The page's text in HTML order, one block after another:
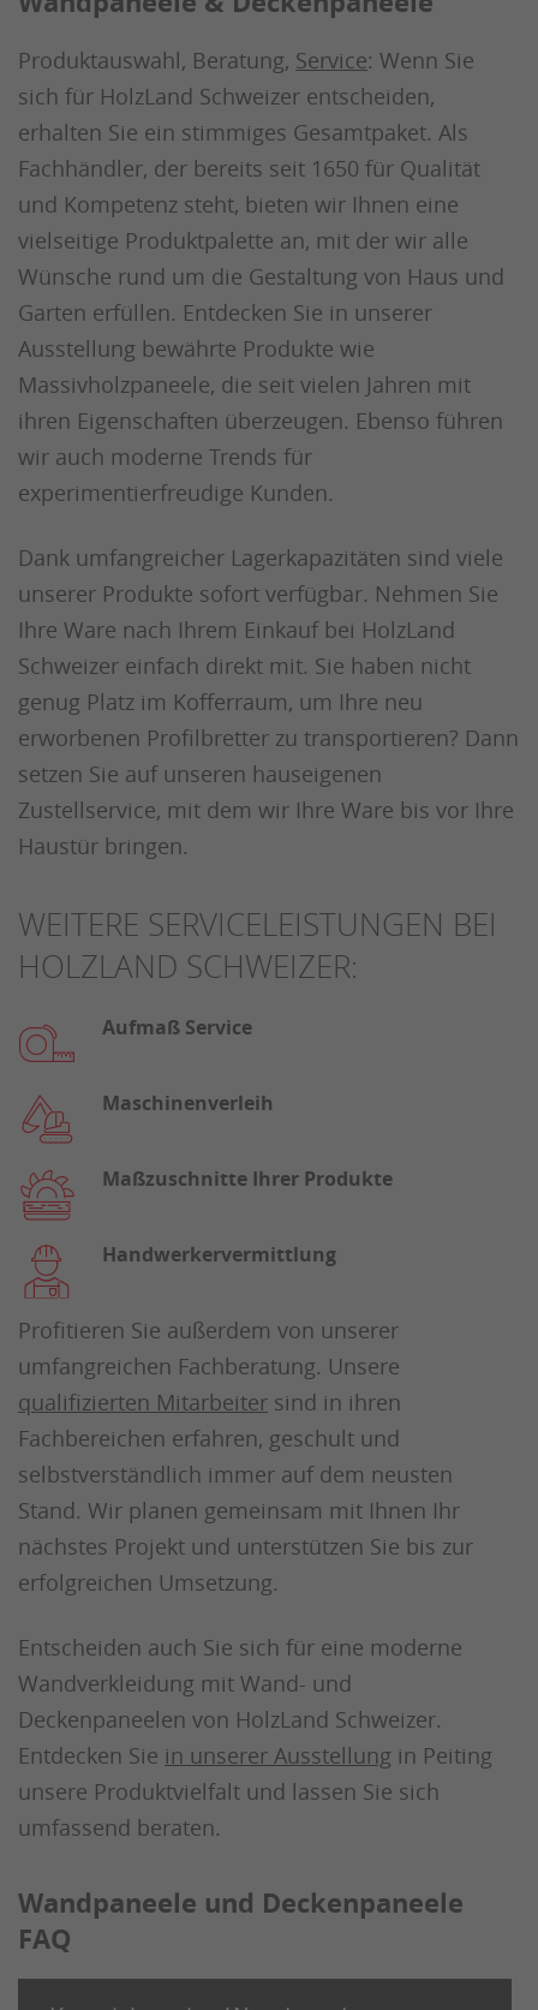
Produktauswahl, Beratung, Service: Wenn Sie
sich für HolzLand Schweizer entscheiden,
erhalten Sie ein stimmiges Gesamtpaket. Als
Fachhändler, der bereits seit 1650 für Qualität
und Kompetenz steht, bieten wir Ihnen eine
vielseitige Produktpalette an, mit der wir alle
Wünsche rund um die Gestaltung von Haus und
Garten erfüllen. Entdecken Sie in unserer
Ausstellung bewährte Produkte wie
Massivholzpaneele, die seit vielen Jahren mit
ihren Eigenschaften überzeugen. Ebenso führen
wir auch moderne Trends für
experimentierfreudige Kunden.
Dank umfangreicher Lagerkapazitäten sind viele
unserer Produkte sofort verfügbar. Nehmen Sie
Ihre Ware nach Ihrem Einkauf bei HolzLand
Schweizer einfach direkt mit. Sie haben nicht
genug Platz im Kofferraum, um Ihre neu
erworbenen Profilbretter zu transportieren? Dann
setzen Sie auf unseren hauseigenen
Zustellservice, mit dem wir Ihre Ware bis vor Ihre
Haustür bringen.
WEITERE SERVICELEISTUNGEN BEI
HOLZLAND SCHWEIZER:
Aufmaß Service
Maschinenverleih
Maßzuschnitte Ihrer Produkte
Handwerkervermittlung
Profitieren Sie außerdem von unserer
umfangreichen Fachberatung. Unsere
qualifizierten Mitarbeiter sind in ihren
Fachbereichen erfahren, geschult und
selbstverständlich immer auf dem neusten
Stand. Wir planen gemeinsam mit Ihnen Ihr
nächstes Projekt und unterstützen Sie bis zur
erfolgreichen Umsetzung.
Entscheiden auch Sie sich für eine moderne
Wandverkleidung mit Wand- und
Deckenpaneelen von HolzLand Schweizer.
Entdecken Sie in unserer Ausstellung in Peiting
unsere Produktvielfalt und lassen Sie sich
umfassend beraten.
Wandpaneele und Deckenpaneele
FAQ